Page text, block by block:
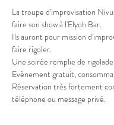
La troupe d'improvisation
faire son show à l'Elyoh Bar.
Ils auront pour mission
faire rigoler.
Une soirée remplie de rigolade.
Evènement gratuit,
Réservation très fortement
téléphone ou message privé.